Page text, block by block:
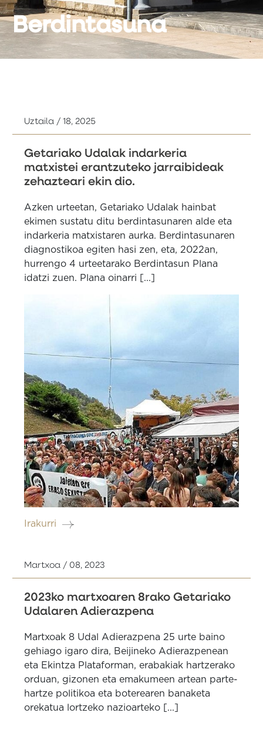
Berdintasuna
Uztaila / 18, 2025
Getariako Udalak indarkeria
matxistei erantzuteko jarraibideak
zehazteari ekin dio.
Azken urteetan, Getariako Udalak hainbat
ekimen sustatu ditu berdintasunaren alde eta
indarkeria matxistaren aurka. Berdintasunaren
diagnostikoa egiten hasi zen, eta, 2022an,
hurrengo 4 urteetarako Berdintasun Plana
idatzi zuen. Plana oinarri [...]
Irakurri
Martxoa / 08, 2023
2023ko martxoaren 8rako Getariako
Udalaren Adierazpena
Martxoak 8 Udal Adierazpena 25 urte baino
gehiago igaro dira, Beijineko Adierazpenean
eta Ekintza Plataforman, erabakiak hartzerako
orduan, gizonen eta emakumeen artean parte-
hartze politikoa eta boterearen banaketa
orekatua lortzeko nazioarteko [...]